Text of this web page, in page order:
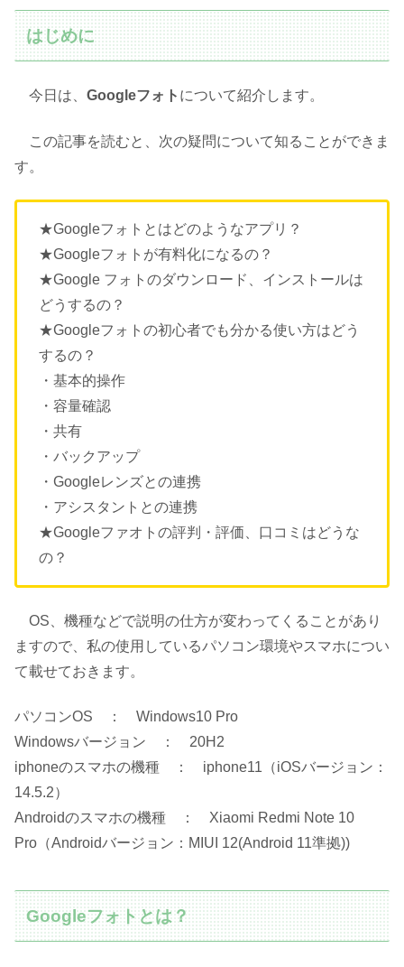
はじめに
今日は、 Googleフォト について紹介します。
この記事を読むと、次の疑問について知ることができま
す。
★Googleフォトとはどのようなアプリ？
★Googleフォトが有料化になるの？
★Google フォトのダウンロード、インストールは
どうするの？
★Googleフォトの初心者でも分かる使い方はどう
するの？
・基本的操作
・容量確認
・共有
・バックアップ
・Googleレンズとの連携
・アシスタントとの連携
★Googleファオトの評判・評価、口コミはどうな
の？
OS、機種などで説明の仕方が変わってくることがあり
ますので、私の使用しているパソコン環境やスマホについ
て載せておきます。
パソコンOS ： Windows10 Pro
Windowsバージョン ： 20H2
iphoneのスマホの機種 ： iphone11（iOSバージョン：
14.5.2）
Androidのスマホの機種 ： Xiaomi Redmi Note 10
Pro（Androidバージョン：MIUI 12(Android 11準拠))
Googleフォトとは？